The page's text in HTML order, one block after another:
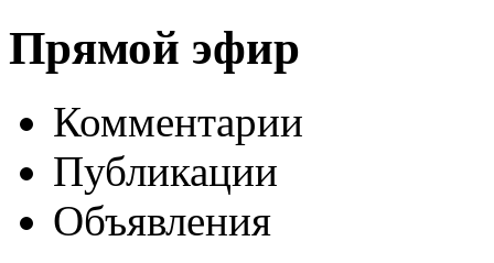
Прямой эфир
Комментарии
Публикации
Объявления